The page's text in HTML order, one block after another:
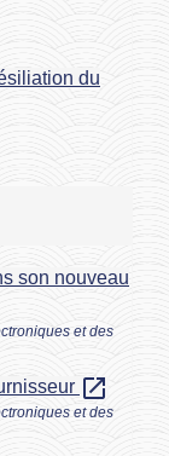
du
son nouveau
et des
open_in_new
et des